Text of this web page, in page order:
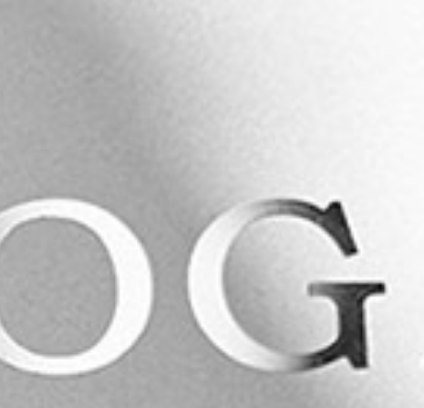
Suscríbete a nuestro boletín de noticias y mantente
informado de todas las novedades relacionadas con
actividad. Noticias que pueden ser muy interesantes.